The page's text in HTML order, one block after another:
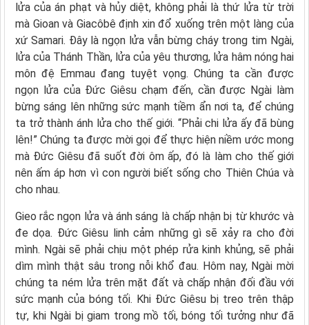
lửa của án phạt và hủy diệt, không phải là thứ lửa từ trời
mà Gioan và Giacôbê định xin đổ xuống trên một làng của
xứ Samari. Ðây là ngọn lửa vẫn bừng cháy trong tim Ngài,
lửa của Thánh Thần, lửa của yêu thương, lửa hâm nóng hai
môn đệ Emmau đang tuyệt vọng. Chúng ta cần được
ngọn lửa của Ðức Giêsu chạm đến, cần được Ngài làm
bừng sáng lên những sức mạnh tiềm ẩn nơi ta, để chúng
ta trở thành ánh lửa cho thế giới. “Phải chi lửa ấy đã bùng
lên!” Chúng ta được mời gọi để thực hiện niềm ước mong
mà Ðức Giêsu đã suốt đời ôm ấp, đó là làm cho thế giới
nên ấm áp hơn vì con người biết sống cho Thiên Chúa và
cho nhau.
Gieo rắc ngọn lửa và ánh sáng là chấp nhận bị từ khước và
đe dọa. Ðức Giêsu linh cảm những gì sẽ xảy ra cho đời
mình. Ngài sẽ phải chịu một phép rửa kinh khủng, sẽ phải
dìm mình thật sâu trong nỗi khổ đau. Hôm nay, Ngài mời
chúng ta ném lửa trên mặt đất và chấp nhận đối đầu với
sức mạnh của bóng tối. Khi Ðức Giêsu bị treo trên thập
tự, khi Ngài bị giam trong mồ tối, bóng tối tưởng như đã